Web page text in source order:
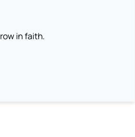
in faith.